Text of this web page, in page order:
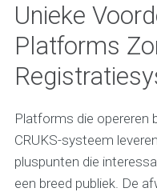
Unieke
Platforms
Platforms die opereren
CRUKS-systeem
pluspunten die
een breed publiek. De